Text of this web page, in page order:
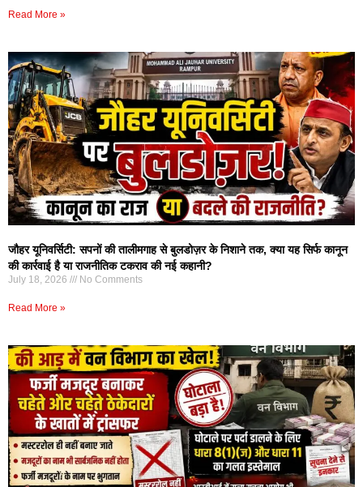
Read More »
जौहर यूनिवर्सिटी: सपनों की तालीमगाह से बुलडोज़र के निशाने तक, क्या यह सिर्फ कानून
की कार्रवाई है या राजनीतिक टकराव की नई कहानी?
July 18, 2026 No Comments
Read More »